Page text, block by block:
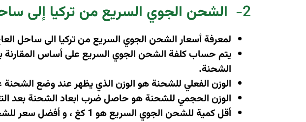
2- الشحن الجوي السريع من تركيا إلى
لمعرفة أسعار الشحن الجوي السريع من تركيا الى ساحل
يتم حساب كلفة الشحن الجوي السريع على أساس المقارنة
الشحنة.
الوزن الفعلي للشحنة هو الوزن الذي يظهر عند وضع الشحنة
الوزن الحجمي للشحنة هو حاصل ضرب ابعاد الشحنة بعد
أقل كمية للشحن الجوي السريع هو 1 كغ ، و أفضل سعر للشحن الجوي السريع من تركيا إلى ساحل العاج هو لوزن 30 كغ